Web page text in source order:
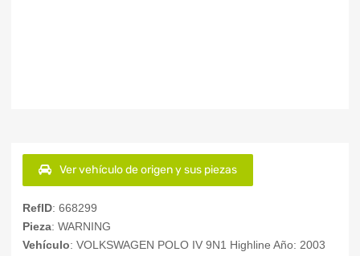
Ver vehículo de origen y sus piezas
RefID: 668299
Pieza: WARNING
Vehículo: VOLKSWAGEN POLO IV 9N1 Highline Año: 2003